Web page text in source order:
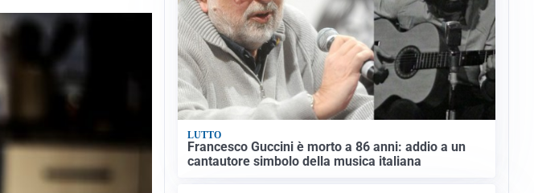
LUTTO
Francesco Guccini è morto a 86 anni: addio a un
cantautore simbolo della musica italiana